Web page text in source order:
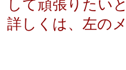
して頑張りたい
詳しくは、左の